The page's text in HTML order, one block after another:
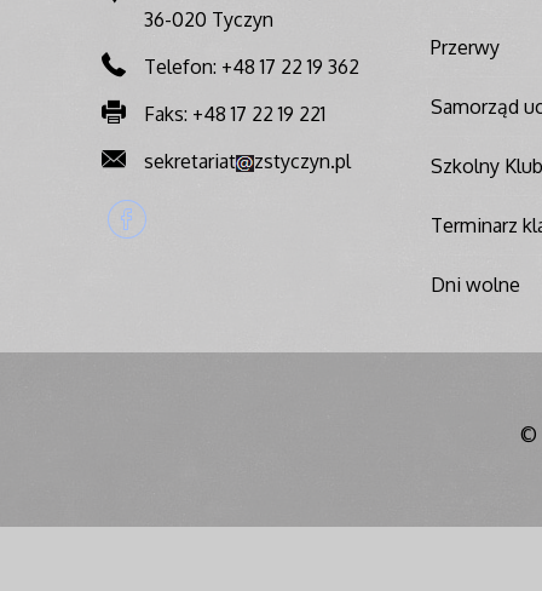
36-020 Tyczyn
Telefon: +48 17 22 19 362
Faks: +48 17 22 19 221
sekretariat
zstyczyn.pl
Przerwy
Samorząd
Szkolny
Terminarz
Dni wolne
©